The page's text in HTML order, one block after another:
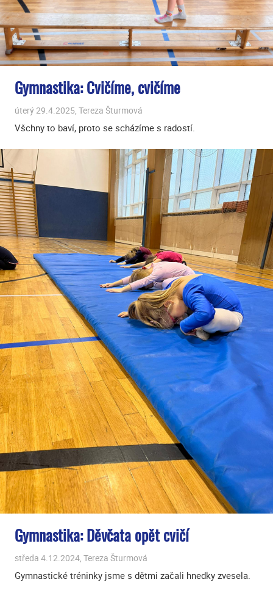
Gymnastika: Cvičíme, cvičíme
úterý 29.4.2025, Tereza Šturmová
Všchny to baví, proto se scházíme s radostí.
Gymnastika: Děvčata opět cvičí
středa 4.12.2024, Tereza Šturmová
Gymnastické tréninky jsme s dětmi začali hnedky zvesela.